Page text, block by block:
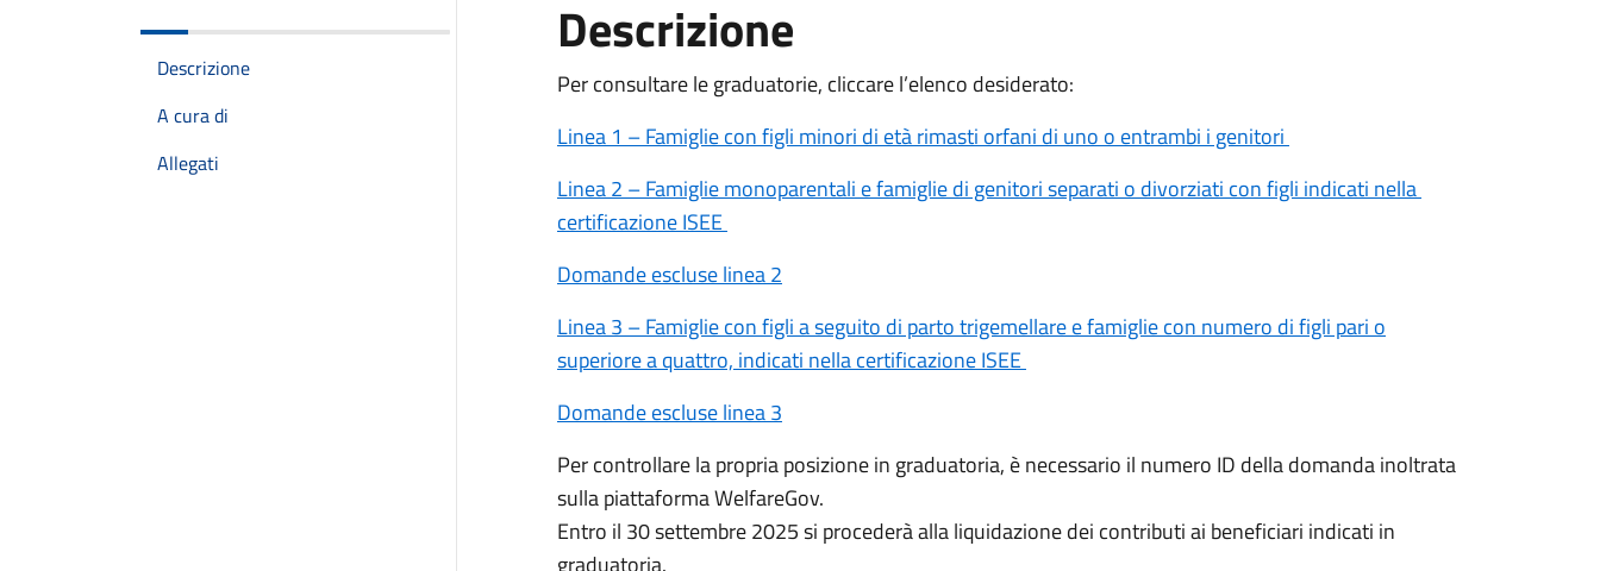
Descrizione
A cura di
Allegati
Descrizione
Per consultare le graduatorie, cliccare l’elenco desiderato:
Linea 1 – Famiglie con figli minori di età rimasti orfani di uno o entrambi i genitori
Linea 2 – Famiglie monoparentali e famiglie di genitori separati o divorziati con figli indicati nella
certificazione ISEE
Domande escluse linea 2
Linea 3 – Famiglie con figli a seguito di parto trigemellare e famiglie con numero di figli pari o
superiore a quattro, indicati nella certificazione ISEE
Domande escluse linea 3
Per controllare la propria posizione in graduatoria, è necessario il numero ID della domanda inoltrata
sulla piattaforma WelfareGov.
Entro il 30 settembre 2025 si procederà alla liquidazione dei contributi ai beneficiari indicati in
graduatoria.